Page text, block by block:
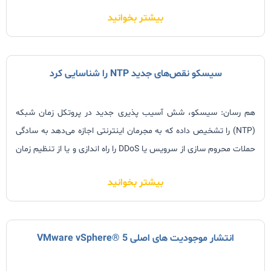
فایل‌های اضافی ویندوز آموزش داده شده است. اگر همواره با کمبود حجم
هارد ‌درایو در ویندوز دست و پنجه نرم می‌کنید، با استفاده از این۷
روش و حذف فایل‌های اضافی، مقداری از فضای هارد خود را خالی کنید.
بیشتر بخوانید
سیسکو نقص‌های جدید NTP را شناسایی کرد
هم رسان: سیسکو، شش آسیب پذیری جدید در پروتکل زمان شبکه
(NTP) را تشخیص داده که به مجرمان اینترنتی اجازه می‌دهد به سادگی
حملات محروم سازی از سرویس یا DDoS را راه اندازی و یا از تنظیم زمان
بیشتر بخوانید
انتشار موجودیت های اصلی VMware vSphere® 5